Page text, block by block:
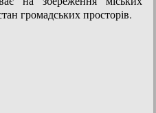
громадських просторів.